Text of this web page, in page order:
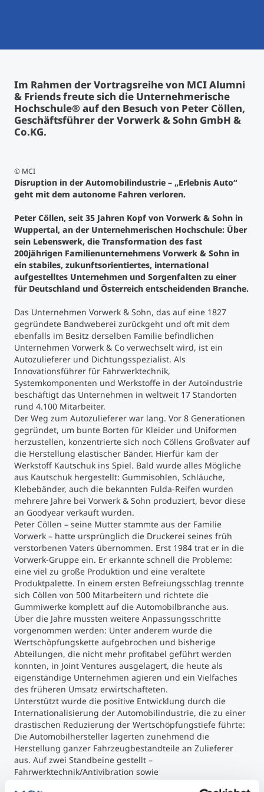
Study Finder Bachelor/Master
Masterclasses
Technische Weiterbildung
Maßgeschneiderte Programme
Studienberatung
Executive Education Finder
Im Rahmen der Vortragsreihe von MCI Alumni
& Friends freute sich die Unternehmerische
Hochschule® auf den Besuch von Peter Cöllen,
Geschäftsführer der Vorwerk & Sohn GmbH &
Co.KG.
© MCI
Disruption in der Automobilindustrie – „Erlebnis Auto“
geht mit dem autonome Fahren verloren.
Peter Cöllen, seit 35 Jahren Kopf von Vorwerk & Sohn in
Wuppertal, an der Unternehmerischen Hochschule: Über
sein Lebenswerk, die Transformation des fast
200jährigen Familienunternehmens Vorwerk & Sohn in
ein stabiles, zukunftsorientiertes, international
aufgestelltes Unternehmen und Sorgenfalten zu einer
für Deutschland und Österreich entscheidenden Branche.
Das Unternehmen Vorwerk & Sohn, das auf eine 1827
gegründete Bandweberei zurückgeht und oft mit dem
ebenfalls im Besitz derselben Familie befindlichen
Unternehmen Vorwerk & Co verwechselt wird, ist ein
Autozulieferer und Dichtungsspezialist. Als
Innovationsführer für Fahrwerktechnik,
Systemkomponenten und Werkstoffe in der Autoindustrie
beschäftigt das Unternehmen in weltweit 17 Standorten
rund 4.100 Mitarbeiter.
Der Weg zum Autozulieferer war lang. Vor 8 Generationen
gegründet, um bunte Borten für Kleider und Uniformen
herzustellen, konzentrierte sich noch Cöllens Großvater auf
die Herstellung elastischer Bänder. Hierfür kam der
Werkstoff Kautschuk ins Spiel. Bald wurde alles Mögliche
aus Kautschuk hergestellt: Gummisohlen, Schläuche,
Klebebänder, auch die bekannten Fulda-Reifen wurden
mehrere Jahre bei Vorwerk & Sohn produziert, bevor diese
an Goodyear verkauft wurden.
Peter Cöllen – seine Mutter stammte aus der Familie
Vorwerk – hatte ursprünglich die Druckerei seines früh
verstorbenen Vaters übernommen. Erst 1984 trat er in die
Vorwerk-Gruppe ein. Er erkannte schnell die Probleme:
eine viel zu große Produktion und eine veraltete
Produktpalette. In einem ersten Befreiungsschlag trennte
sich Cöllen von 500 Mitarbeitern und richtete die
Gummiwerke komplett auf die Automobilbranche aus.
Über die Jahre mussten weitere Anpassungsschritte
vorgenommen werden: Unter anderem wurde die
Wertschöpfungskette aufgebrochen und bisherige
Abteilungen, die nicht mehr profitabel geführt werden
konnten, in Joint Ventures ausgelagert, die heute als
eigenständige Unternehmen agieren und ein Vielfaches
des früheren Umsatz erwirtschafteten.
Unterstützt wurde die positive Entwicklung durch die
Internationalisierung der Automobilindustrie, die zu einer
drastischen Reduzierung der Wertschöpfungstiefe führte:
Die Automobilhersteller lagerten zunehmend die
Herstellung ganzer Fahrzeugbestandteile an Zulieferer
aus. Auf zwei Standbeine gestellt –
Fahrwerktechnik/Antivibration sowie